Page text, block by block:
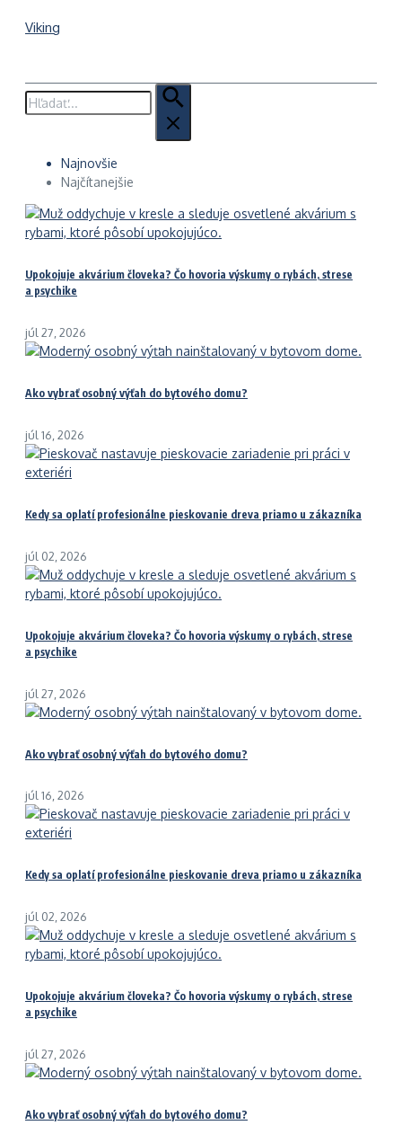
Viking
Hľadať:
Najnovšie
Najčítanejšie
Upokojuje akvárium človeka? Čo hovoria výskumy o rybách, strese
a psychike
júl 27, 2026
Ako vybrať osobný výťah do bytového domu?
júl 16, 2026
Kedy sa oplatí profesionálne pieskovanie dreva priamo u zákazníka
júl 02, 2026
Upokojuje akvárium človeka? Čo hovoria výskumy o rybách, strese
a psychike
júl 27, 2026
Ako vybrať osobný výťah do bytového domu?
júl 16, 2026
Kedy sa oplatí profesionálne pieskovanie dreva priamo u zákazníka
júl 02, 2026
Upokojuje akvárium človeka? Čo hovoria výskumy o rybách, strese
a psychike
júl 27, 2026
Ako vybrať osobný výťah do bytového domu?